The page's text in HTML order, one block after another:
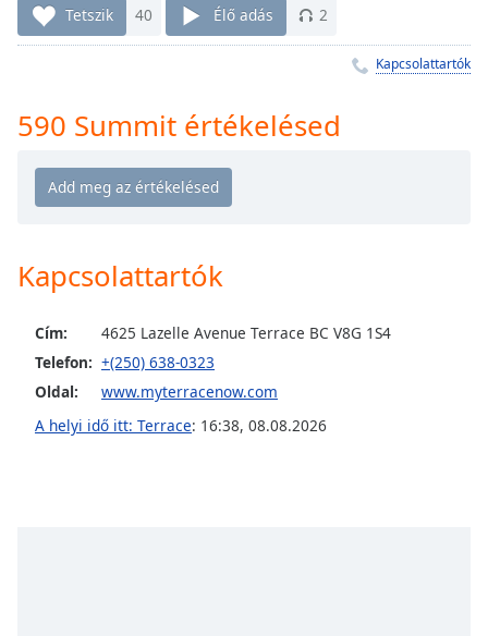
Remaining
Time-
Playback
Chapters
Descriptions
off
selected
Tetszik 40 Élő adás 2
Kapcsolattartók
590 Summit értékelésed
Kapcsolattartók
Cím:
4625 Lazelle Avenue Terrace BC V8G 1S4
Telefon: +(250) 638-0323
Oldal:
www.myterracenow.com
A helyi idő itt: Terrace: 16:38, 08.08.2026